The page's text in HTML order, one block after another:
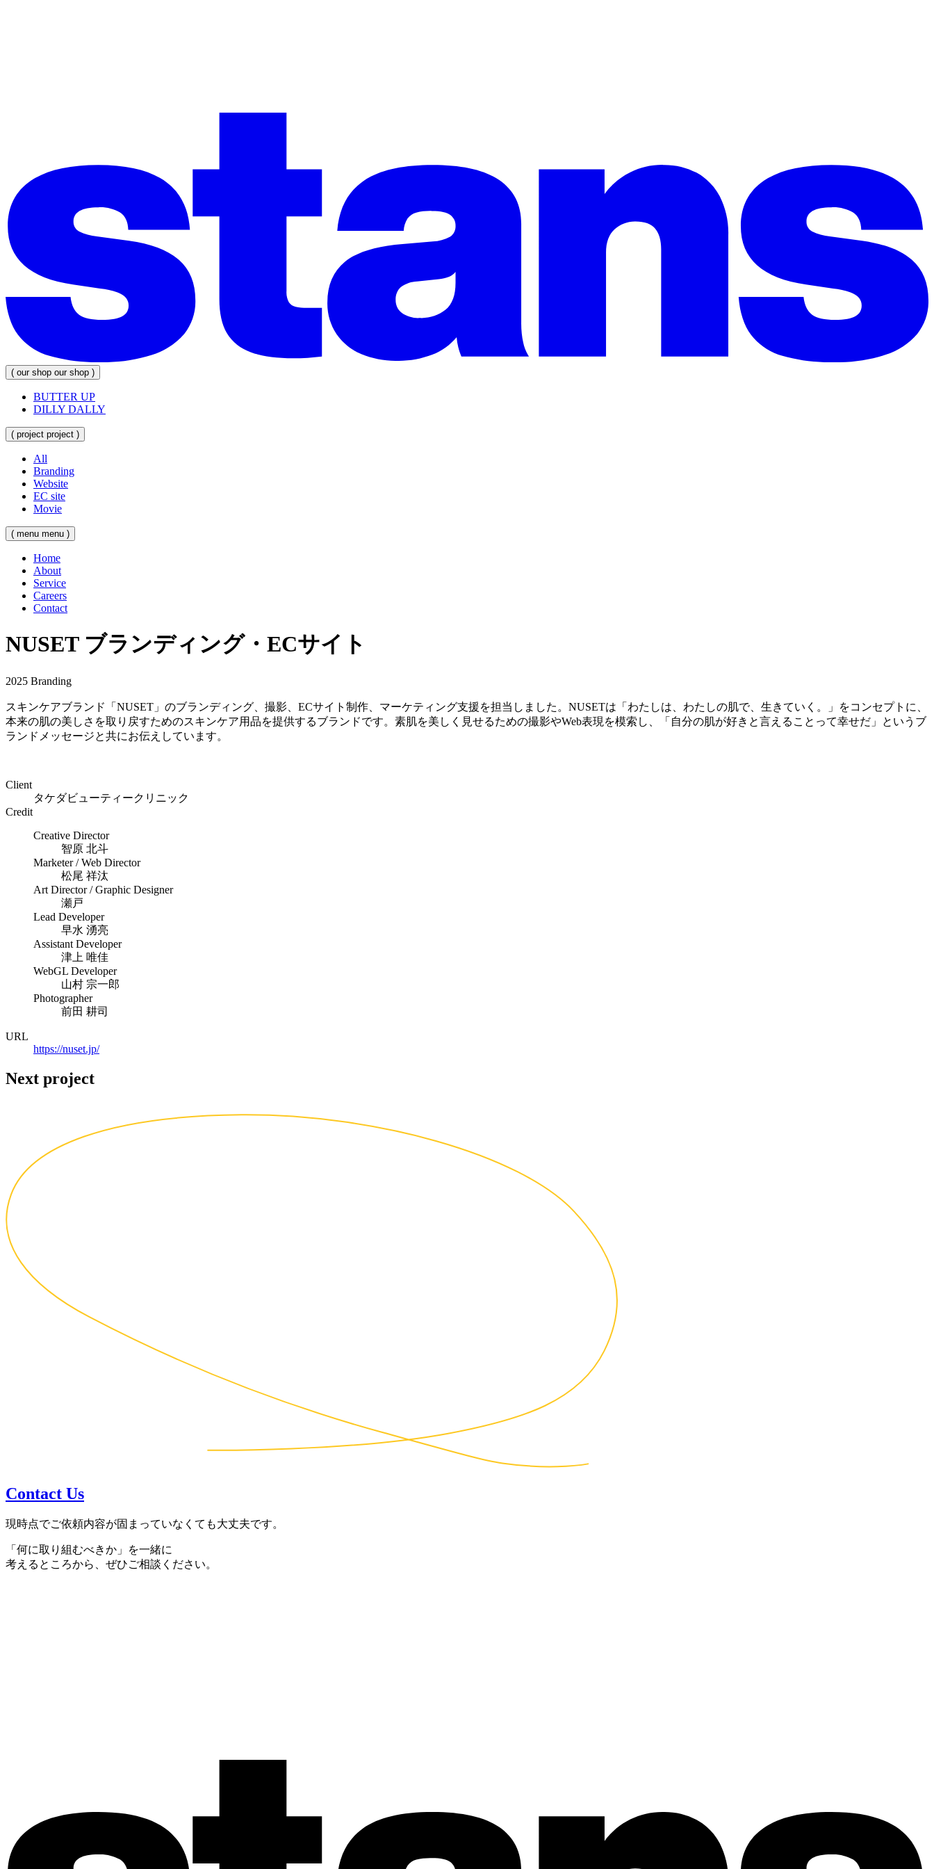
( our shop our shop )
BUTTER UP
DILLY DALLY
( project project )
All
Branding
Website
EC site
Movie
( menu menu )
Home
About
Service
Careers
Contact
NUSET ブランディング・ECサイト
2025 Branding
スキンケアブランド「NUSET」のブランディング、撮影、ECサイト制作、マーケティング支援を担当しました。NUSETは「わたしは、わたしの肌で、生きていく。」をコンセプトに、
本来の肌の美しさを取り戻すためのスキンケア用品を提供するブランドです。素肌を美しく見せるための撮影やWeb表現を模索し、「自分の肌が好きと言えることって幸せだ」というブ
ランドメッセージと共にお伝えしています。
Client
タケダビューティークリニック
Credit
Creative Director
智原 北斗
Marketer / Web Director
松尾 祥汰
Art Director / Graphic Designer
瀬戸
Lead Developer
早水 湧亮
Assistant Developer
津上 唯佳
WebGL Developer
山村 宗一郎
Photographer
前田 耕司
URL
https://nuset.jp/
Next project
Contact Us
現時点でご依頼内容が固まっていなくても大丈夫です。
「何に取り組むべきか」を一緒に
考えるところから、ぜひご相談ください。